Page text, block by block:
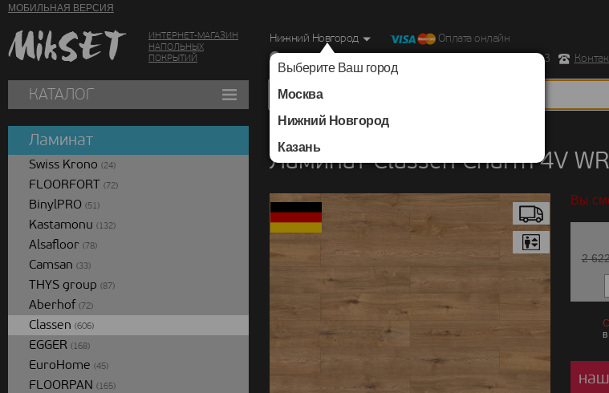
МОБИЛЬНАЯ ВЕРСИЯ
ИНТЕРНЕТ-МАГАЗИН
НАПОЛЬНЫХ
ПОКРЫТИЙ
Нижний Новгород
Выберите Ваш город
Москва
Нижний Новгород
Казань
Оплата онлайн
г. Нижний Новгород, Ул. Республиканская д.43 корпус 3
КАТАЛОГ
Ламинат Classen Charm 4V
Вы
2
Ламинат
Swiss Krono (24)
FLOORFORT (72)
BinylPRO (51)
Kastamonu (132)
Alsafloor (78)
Camsan (33)
THYS group (87)
Aberhof (72)
Classen (606)
EGGER (168)
EuroHome (45)
FLOORPAN (165)